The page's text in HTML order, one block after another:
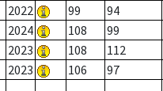
2022 99 94
2024 108 99
2023 108 112
2023 106 97